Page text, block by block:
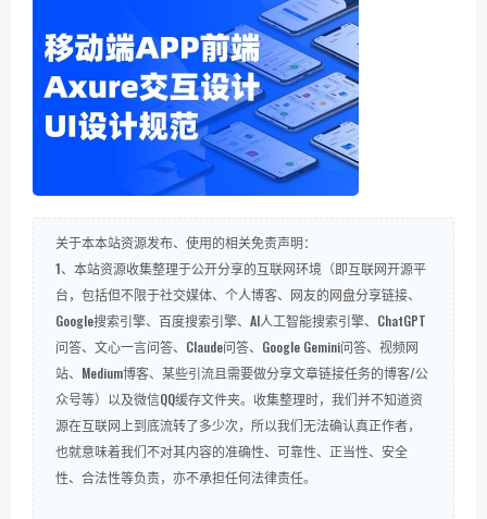
关于本本站资源发布、使用的相关免责声明：
1、本站资源收集整理于公开分享的互联网环境（即互联网开源平
台，包括但不限于社交媒体、个人博客、网友的网盘分享链接、
Google搜索引擎、百度搜索引擎、AI人工智能搜索引擎、ChatGPT
问答、文心一言问答、Claude问答、Google Gemini问答、视频网
站、Medium博客、某些引流且需要做分享文章链接任务的博客/公
众号等）以及微信QQ缓存文件夹。收集整理时，我们并不知道资
源在互联网上到底流转了多少次，所以我们无法确认真正作者，
也就意味着我们不对其内容的准确性、可靠性、正当性、安全
性、合法性等负责，亦不承担任何法律责任。